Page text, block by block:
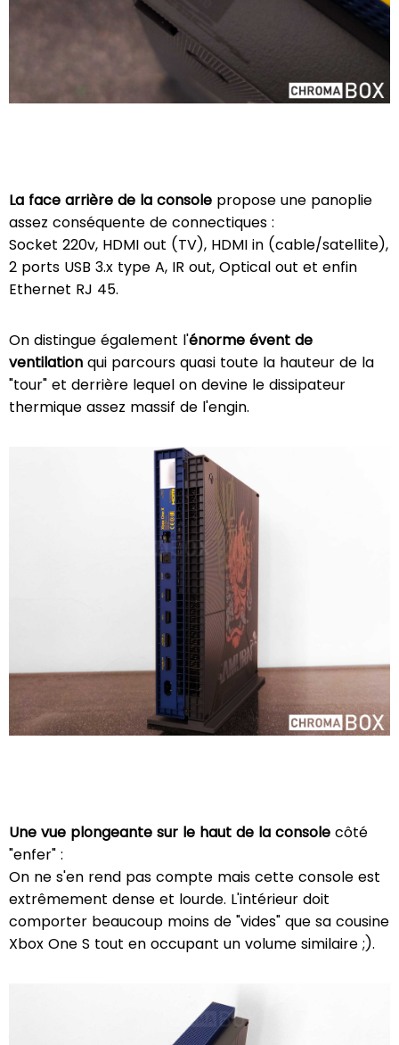
La face arrière de la console propose une panoplie
assez conséquente de connectiques :
Socket 220v, HDMI out (TV), HDMI in (cable/satellite),
2 ports USB 3.x type A, IR out, Optical out et enfin
Ethernet RJ 45.
On distingue également l'énorme évent de
ventilation qui parcours quasi toute la hauteur de la
"tour" et derrière lequel on devine le dissipateur
thermique assez massif de l'engin.
Une vue plongeante sur le haut de la console côté
"enfer" :
On ne s'en rend pas compte mais cette console est
extrêmement dense et lourde. L'intérieur doit
comporter beaucoup moins de "vides" que sa cousine
Xbox One S tout en occupant un volume similaire ;).